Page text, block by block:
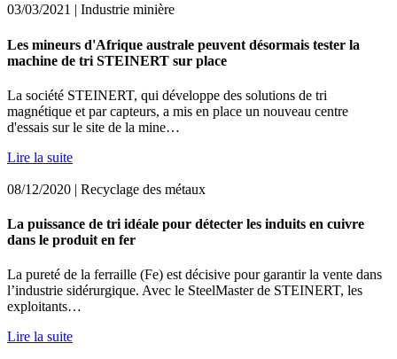
03/03/2021 | Industrie minière
Les mineurs d'Afrique australe peuvent désormais tester la
machine de tri STEINERT sur place
La société STEINERT, qui développe des solutions de tri
magnétique et par capteurs, a mis en place un nouveau centre
d'essais sur le site de la mine…
Lire la suite
08/12/2020 | Recyclage des métaux
La puissance de tri idéale pour détecter les induits en cuivre
dans le produit en fer
La pureté de la ferraille (Fe) est décisive pour garantir la vente dans
l’industrie sidérurgique. Avec le SteelMaster de STEINERT, les
exploitants…
Lire la suite